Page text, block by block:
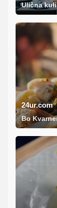
Ulična
24ur.com
Bo